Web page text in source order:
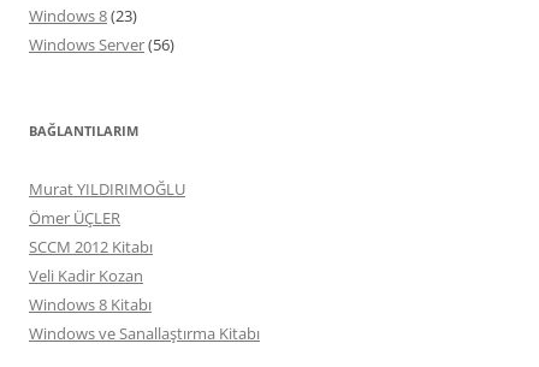
Windows 8(23)
Windows Server(56)
BAĞLANTILARIM
Murat YILDIRIMOĞLU
Ömer ÜÇLER
SCCM 2012 Kitabı
Veli Kadir Kozan
Windows 8 Kitabı
Windows ve Sanallaştırma Kitabı